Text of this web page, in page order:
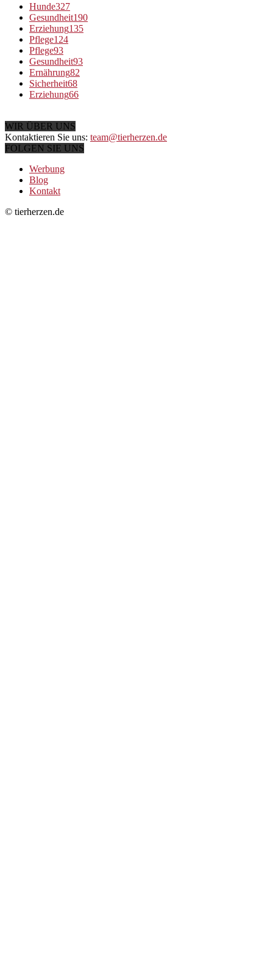
Hunde327
Gesundheit190
Erziehung135
Pflege124
Pflege93
Gesundheit93
Ernährung82
Sicherheit68
Erziehung66
WIR ÜBER UNS
Kontaktieren Sie uns: team@tierherzen.de
FOLGEN SIE UNS
Werbung
Blog
Kontakt
© tierherzen.de